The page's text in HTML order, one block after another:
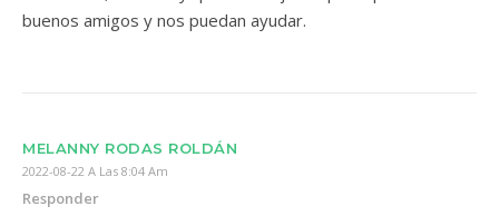
buenos amigos y nos puedan ayudar.
MELANNY RODAS ROLDÁN
2022-08-22 A Las 8:04 Am
Responder